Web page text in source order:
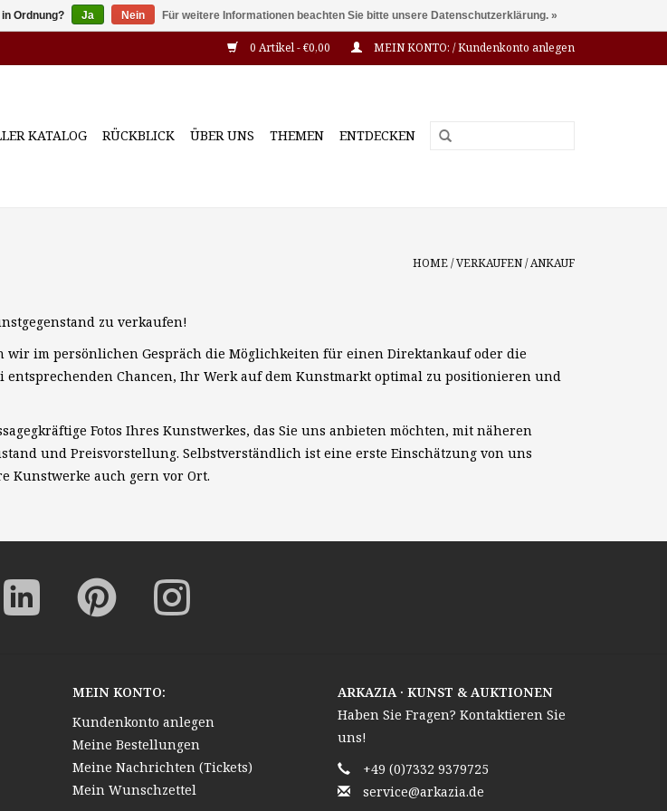
0 Artikel - €0,00 MEIN KONTO: / Kundenkonto anlegen
KATALOG RÜCKBLICK ÜBER UNS THEMEN ENTDECKEN
HOME/VERKAUFEN/ANKAUF
zu verkaufen!
wir im persönlichen Gespräch die Möglichkeiten für einen Direktankauf oder die
Chancen, Ihr Werk auf dem Kunstmarkt optimal zu positionieren und
Fotos Ihres Kunstwerkes, das Sie uns anbieten möchten, mit näheren
und Preisvorstellung. Selbstverständlich ist eine erste Einschätzung von uns
Kunstwerke auch gern vor Ort.
MEIN KONTO:
Kundenkonto anlegen
Meine Bestellungen
Meine Nachrichten (Tickets)
Mein Wunschzettel
ARKAZIA · KUNST & AUKTIONEN
Haben Sie Fragen? Kontaktieren Sie
uns!
+49 (0)7332 9379725
service@arkazia.de
Ordnung? Ja Nein Für weitere Informationen beachten Sie bitte unsere Datenschutzerklärung. »